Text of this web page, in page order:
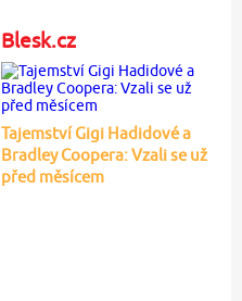
Blesk.cz
Tajemství Gigi Hadidové a
Bradley Coopera: Vzali se už
před měsícem